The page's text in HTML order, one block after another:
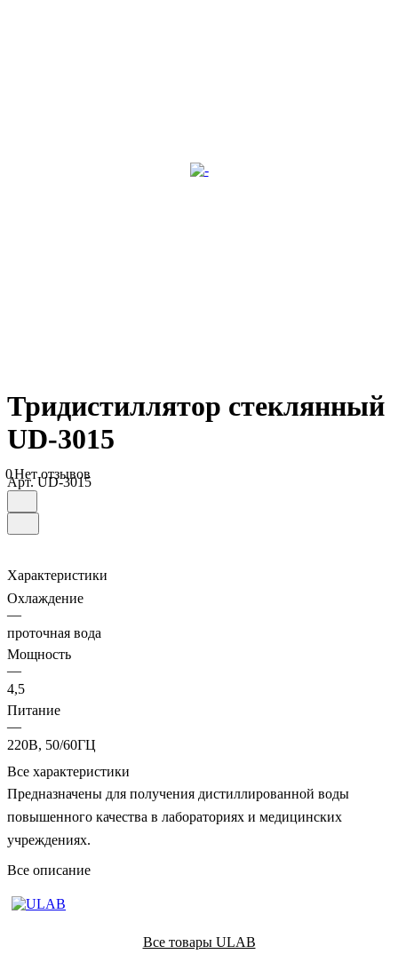
Тридистиллятор стеклянный
UD-3015
0Нет отзывов
Арт.UD-3015
Характеристики
Охлаждение
—
проточная вода
Мощность
—
4,5
Питание
—
220В, 50/60ГЦ
Все характеристики
Предназначены для получения дистиллированной воды
повышенного качества в лабораториях и медицинских
учреждениях.
Все описание
Все товары ULAB